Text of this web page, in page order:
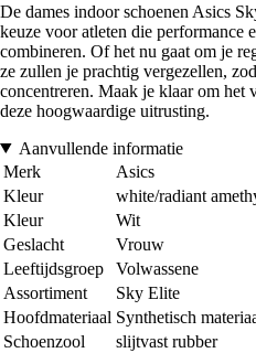
De dames indoor schoenen Asics
keuze voor atleten die performance
combineren. Of het nu gaat om je
ze zullen je prachtig vergezellen,
concentreren. Maak je klaar om het
deze hoogwaardige uitrusting.
Aanvullende informatie
Merk
Asics
Kleur
white/radiant
Kleur
Wit
Geslacht
Vrouw
Leeftijdsgroep
Volwassene
Assortiment
Sky Elite
Hoofdmateriaal Synthetisch
Schoenzool
slijtvast rubber